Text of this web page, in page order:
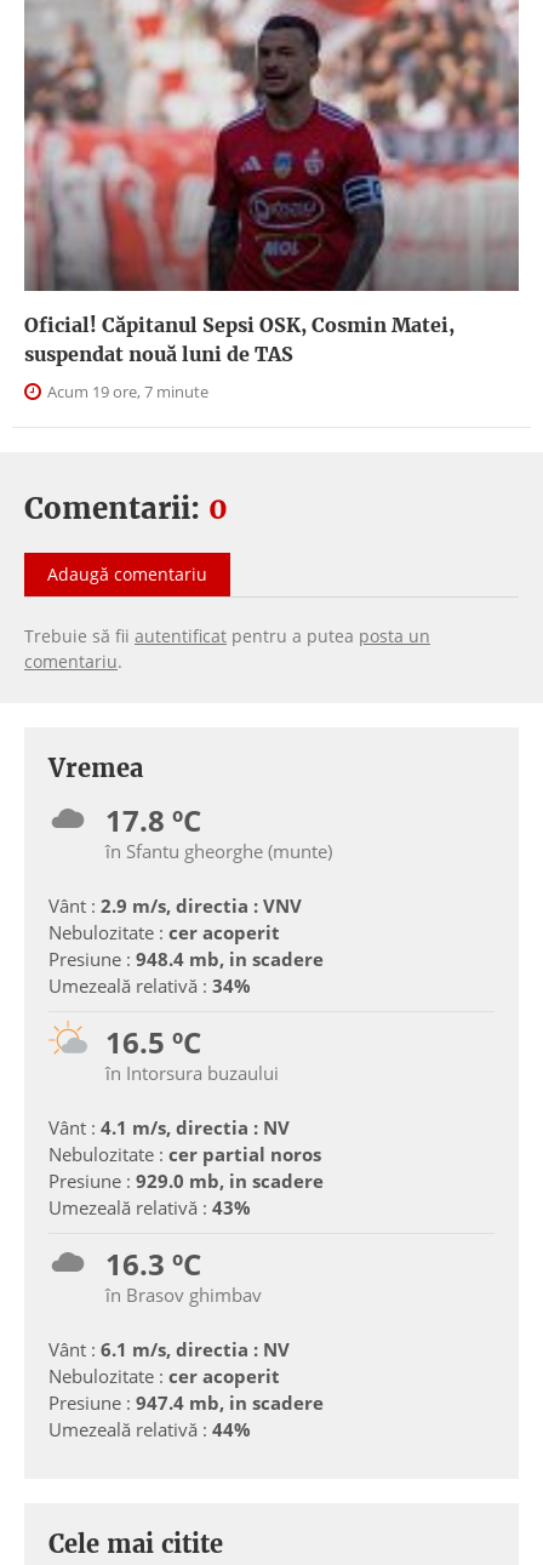
Oficial! Căpitanul Sepsi OSK, Cosmin Matei,
suspendat nouă luni de TAS
Acum 19 ore, 7 minute
Comentarii: 0
Adaugă comentariu
Trebuie să fii autentificat pentru a putea posta un
comentariu.
Vremea
17.8 ºC
în Sfantu gheorghe (munte)
Vânt : 2.9 m/s, directia : VNV
Nebulozitate : cer acoperit
Presiune : 948.4 mb, in scadere
Umezeală relativă : 34%
16.5 ºC
în Intorsura buzaului
Vânt : 4.1 m/s, directia : NV
Nebulozitate : cer partial noros
Presiune : 929.0 mb, in scadere
Umezeală relativă : 43%
16.3 ºC
în Brasov ghimbav
Vânt : 6.1 m/s, directia : NV
Nebulozitate : cer acoperit
Presiune : 947.4 mb, in scadere
Umezeală relativă : 44%
Cele mai citite